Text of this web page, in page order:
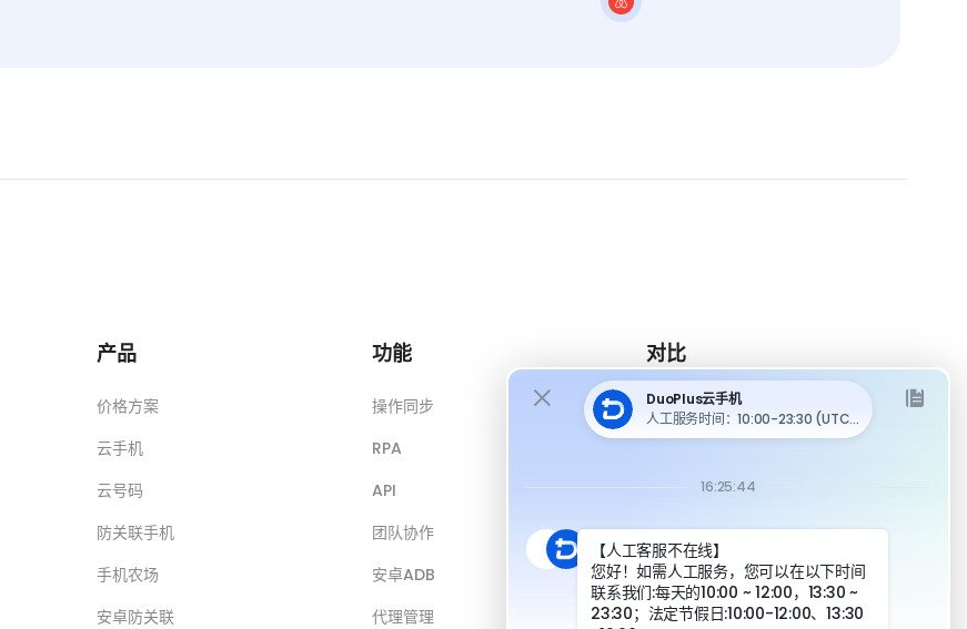
产品
价格方案
云手机
云号码
防关联手机
手机农场
安卓防关联
功能
操作同步
RPA
API
团队协作
安卓ADB
代理管理
对比
DuoPlus 对比 MoreLogin
DuoPlus 对比安卓模拟器
DuoPlus 对比指纹浏览器
DuoPlus 对比实体机